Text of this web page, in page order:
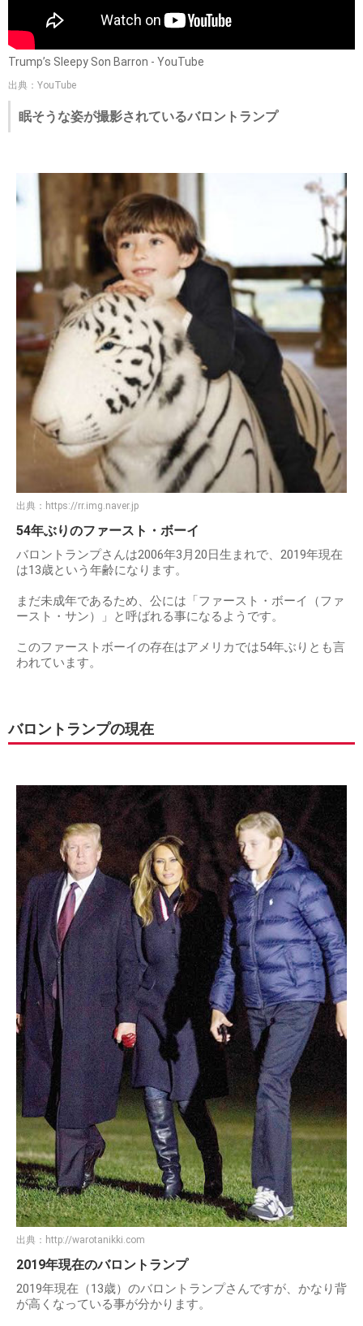
Trump’s Sleepy Son Barron - YouTube
出典：YouTube
眠そうな姿が撮影されているバロントランプ
出典： https://rr.img.naver.jp
54年ぶりのファースト・ボーイ
バロントランプさんは2006年3月20日生まれで、2019年現在
は13歳という年齢になります。
まだ未成年であるため、公には「ファースト・ボーイ（ファ
ースト・サン）」と呼ばれる事になるようです。
このファーストボーイの存在はアメリカでは54年ぶりとも言
われています。
バロントランプの現在
出典： http://warotanikki.com
2019年現在のバロントランプ
2019年現在（13歳）のバロントランプさんですが、かなり背
が高くなっている事が分かります。